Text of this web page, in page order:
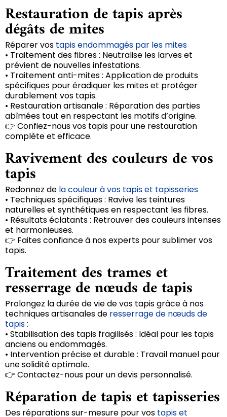
Restauration de tapis après
dégâts de mites
Réparer vos tapis endommagés par les mites
• Traitement des fibres : Neutralise les larves et
prévient de nouvelles infestations.
• Traitement anti-mites : Application de produits
spécifiques pour éradiquer les mites et protéger
durablement vos tapis.
• Restauration artisanale : Réparation des parties
abîmées tout en respectant les motifs d’origine.
👉 Confiez-nous vos tapis pour une restauration
complète et efficace.
Ravivement des couleurs de vos
tapis
Redonnez de la couleur à vos tapis et tapisseries
• Techniques spécifiques : Ravive les teintures
naturelles et synthétiques en respectant les fibres.
• Résultats éclatants : Retrouver des couleurs intenses
et harmonieuses.
👉 Faites confiance à nos experts pour sublimer vos
tapis.
Traitement des trames et
resserrage de nœuds de tapis
Prolongez la durée de vie de vos tapis grâce à nos
techniques artisanales de resserrage de nœuds de
tapis:
• Stabilisation des tapis fragilisés : Idéal pour les tapis
anciens ou endommagés.
• Intervention précise et durable : Travail manuel pour
une solidité optimale.
👉 Contactez-nous pour un devis personnalisé.
Réparation de tapis et tapisseries
Des réparations sur-mesure pour vos tapis et